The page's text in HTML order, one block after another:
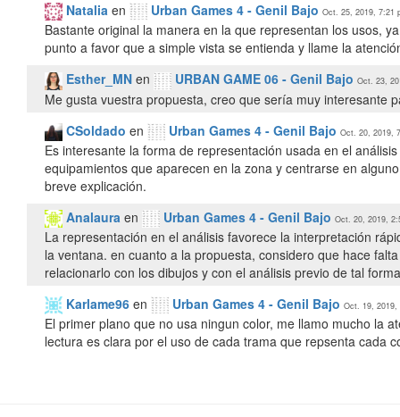
Natalia en Urban Games 4 - Genil Bajo Oct. 25, 2019, 7:21
Bastante original la manera en la que representan los usos,
punto a favor que a simple vista se entienda y llame la
Esther_MN en URBAN GAME 06 - Genil Bajo Oct. 23,
Me gusta vuestra propuesta, creo que sería muy interesante
CSoldado en Urban Games 4 - Genil Bajo Oct. 20, 2019,
Es interesante la forma de representación usada en el
equipamientos que aparecen en la zona y centrarse en
breve explicación.
Analaura en Urban Games 4 - Genil Bajo Oct. 20, 2019,
La representación en el análisis favorece la interpretación
la ventana. en cuanto a la propuesta, considero que hace
relacionarlo con los dibujos y con el análisis previo de tal
Karlame96 en Urban Games 4 - Genil Bajo Oct. 19, 2019,
El primer plano que no usa ningun color, me llamo mucho la
lectura es clara por el uso de cada trama que repsenta cada